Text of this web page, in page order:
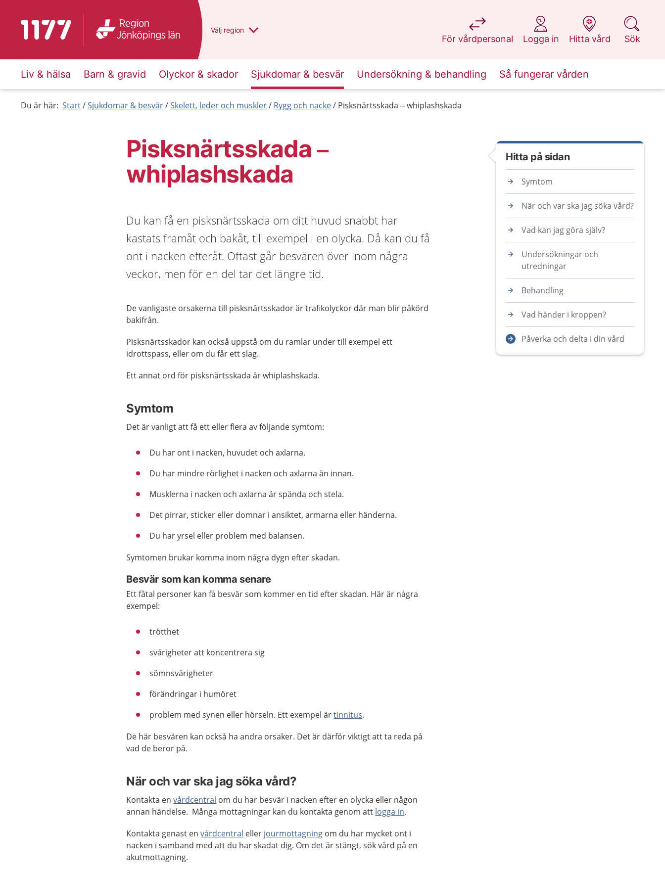
Till startsidan för 1177 Du har valt region
Välj en annan
region
För vårdpersonal
på 1177.se
Logga in
på 1177.se
Hitta vård
på 1177.se
Sök
på 1177.se
Liv & hälsa Barn & gravid Olyckor & skador Sjukdomar & besvär Undersökning & behandling Så fungerar vården
Du är här: Start Sjukdomar & besvär Skelett, leder och muskler Rygg och nacke Pisksnärtsskada – whiplashskada
Pisksnärtsskada –
whiplashskada
Du kan få en pisksnärtsskada om ditt huvud snabbt har
kastats framåt och bakåt, till exempel i en olycka. Då kan du få
ont i nacken efteråt. Oftast går besvären över inom några
veckor, men för en del tar det längre tid.
De vanligaste orsakerna till pisksnärtsskador är trafikolyckor där man blir påkörd
bakifrån.
Pisksnärtsskador kan också uppstå om du ramlar under till exempel ett
idrottspass, eller om du får ett slag.
Ett annat ord för pisksnärtsskada är whiplashskada.
Symtom
Det är vanligt att få ett eller flera av följande symtom:
Du har ont i nacken, huvudet och axlarna.
Du har mindre rörlighet i nacken och axlarna än innan.
Musklerna i nacken och axlarna är spända och stela.
Det pirrar, sticker eller domnar i ansiktet, armarna eller händerna.
Du har yrsel eller problem med balansen.
Symtomen brukar komma inom några dygn efter skadan.
Besvär som kan komma senare
Ett fåtal personer kan få besvär som kommer en tid efter skadan. Här är några
exempel:
trötthet
svårigheter att koncentrera sig
sömnsvårigheter
förändringar i humöret
problem med synen eller hörseln. Ett exempel ärtinnitus.
De här besvären kan också ha andra orsaker. Det är därför viktigt att ta reda på
vad de beror på.
När och var ska jag söka vård?
Kontakta envårdcentral om du har besvär i nacken efter en olycka eller någon
annan händelse. Många mottagningar kan du kontakta genom att logga in.
Kontakta genast envårdcentral eller jourmottagning om du har mycket ont i
nacken i samband med att du har skadat dig. Om det är stängt, sök vård på en
akutmottagning.
Hitta på sidan
Symtom
När och var ska jag söka vård?
Vad kan jag göra själv?
Undersökningar och
utredningar
Behandling
Vad händer i kroppen?
Påverka och delta i din vård